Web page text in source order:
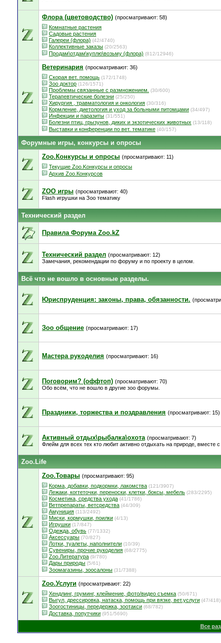
Флора (цветоводство) (просматривают: 58)
Комнатные растения
Садовые растения
Галереи (флора) (42/4740)
Коллективные заказы (20/2563)
Продам\отдам\куплю\возьму (флора) (812/12946)
Ветеринария (просматривают: 36)
Скорая вет. помощь (172/1748)
Зоо доктор (126/1571)
Проблемы связанные с размножением. (30/600)
Терапевтические болезни (25/250)
Хирургия , травматология и онкология (30/316)
Кормление, диетология и уход за больными питомцами (34/497)
Инфекции и паразиты (31/551)
Болезни птиц, грызунов, диких и экзотических животных (13/118)
Выставки и конференции по вет. тематике (40/157)
Форумные игры, конкурсы и опросы
Zoo.Конкурсы и опросы (просматривают: 11)
Текущие Zoo.Kонкурсы и опросы
Архив Zoo.Конкурсов
ZOO игры (просматривают: 40)
Flash игрушки на Зоо тематику
Технический раздел
Правила Форума Zoo.kZ
Технический раздел (просматривают: 12)
Замечания, рекомендации по форуму и по проекту в целом.
Всё что не вошло в основные разделы.
Юриспруденция: законы, права, обязанности.
Зоо общение (просматривают: 17)
Мастера рукоделия (просматривают: 16)
Поговорим? (оффтоп) (просматривают: 70)
Обо всём, что не вошло в другие зоо форумы.
Праздники, торжества и поздравления (просматривают: 15)
Активный отдых\рыбалка\охота (просматривают: 7)
Флейм для всех тех кто любит активно отдыхать на природе, вместе
Zoo.Life
Zoo.Товары (просматривают: 95)
Корма, добавки, подкормки, лакомства (121/3907)
Лежаки, когтеточки, переноски, клетки, боксы, мебель (283/2295)
Косметика, средства ухода (41/1786)
Ветпрепараты, ветсредства (44/309)
Амуниция (113/2492)
Миски, кормушки, поилки (4/13)
Игрушки (17/847)
Одежда, обувь (77/1332)
Аксессуары (70/827)
Лотки, туалеты, наполнители (10/39)
Сувениры, прочие рукоделия (68/2775)
Zoo.Литература (9/780)
Дары природы (5/61)
Зоомагазины, зоосалоны (31/7388)
Zoo.Услуги (просматривают: 22)
Хендлинг, груминг, клеймение, фото/видео съемка (50/671)
Выгул, дрессировка, натаска, помощь при вязке, вет.услуги (47/418)
Зоогостиницы, передержка, зоотакси (68/782)
Доставка, попутчики (951/5690)
Все